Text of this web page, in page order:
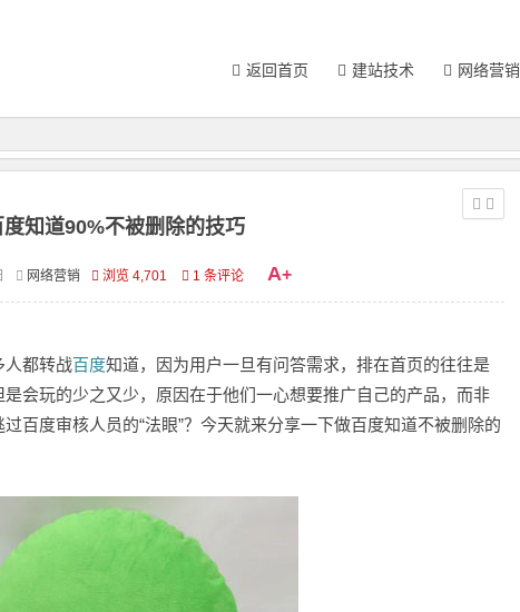
返回首页 建站技术 网络营销
度知道90%不被删除的技巧
网络营销 浏览 4,701 1 条评论 A+
人都转战百度知道，因为用户一旦有问答需求，排在首页的往往是
会玩的少之又少，原因在于他们一心想要推广自己的产品，而非
百度审核人员的“法眼”？今天就来分享一下做百度知道不被删除的